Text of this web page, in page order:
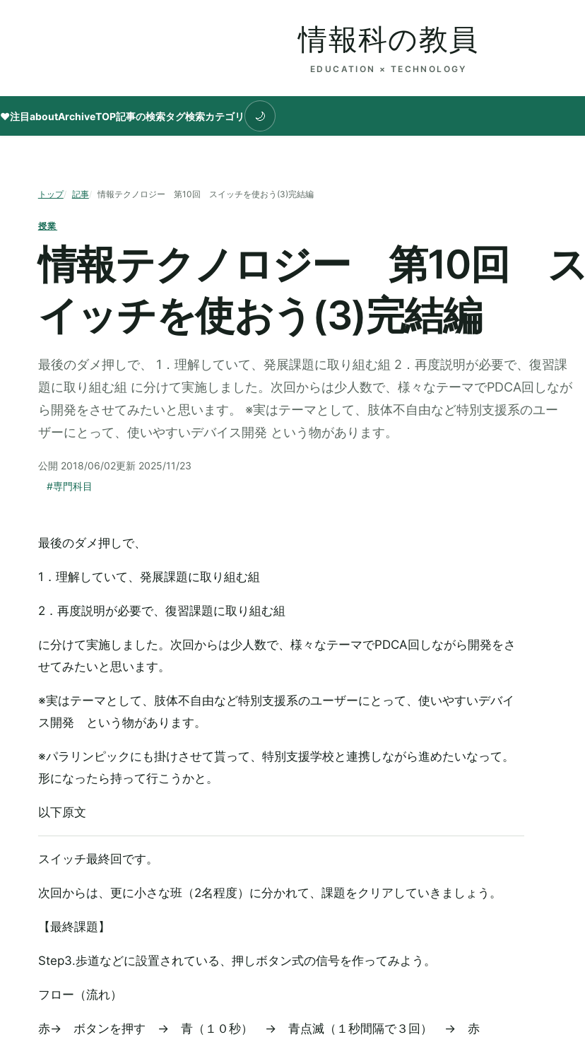
情報科の教員
EDUCATION × TECHNOLOGY
♥注目aboutArchiveTOP記事の検索タグ検索カテゴリ 🌙
トップ 記事 情報テクノロジー 第10回 スイッチを使おう(3)完結編
授業
情報テクノロジー 第10回 ス
イッチを使おう(3)完結編
最後のダメ押しで、 1．理解していて、発展課題に取り組む組 2．再度説明が必要で、復習課
題に取り組む組 に分けて実施しました。次回からは少人数で、様々なテーマでPDCA回しなが
ら開発をさせてみたいと思います。 ※実はテーマとして、肢体不自由など特別支援系のユー
ザーにとって、使いやすいデバイス開発 という物があります。
公開 2018/06/02更新 2025/11/23
#専門科目
最後のダメ押しで、
1．理解していて、発展課題に取り組む組
2．再度説明が必要で、復習課題に取り組む組
に分けて実施しました。次回からは少人数で、様々なテーマでPDCA回しながら開発をさ
せてみたいと思います。
※実はテーマとして、肢体不自由など特別支援系のユーザーにとって、使いやすいデバイ
ス開発 という物があります。
※パラリンピックにも掛けさせて貰って、特別支援学校と連携しながら進めたいなって。
形になったら持って行こうかと。
以下原文
スイッチ最終回です。
次回からは、更に小さな班（2名程度）に分かれて、課題をクリアしていきましょう。
【最終課題】
Step3.歩道などに設置されている、押しボタン式の信号を作ってみよう。
フロー（流れ）
赤→ ボタンを押す → 青（１０秒） → 青点滅（１秒間隔で３回） → 赤